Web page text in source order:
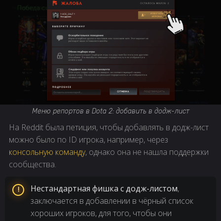
Меню репортов в Dota 2: добавить в додж-лист
На Reddit была петиция, чтобы добавлять в додж-лист
можно было по ID игрока, например, через
консольную команду, однако она не нашла поддержки
сообщества.
Нестандартная фишка с додж-листом,
заключается в добавлении в чёрный список
хороших игроков, для того, чтобы они